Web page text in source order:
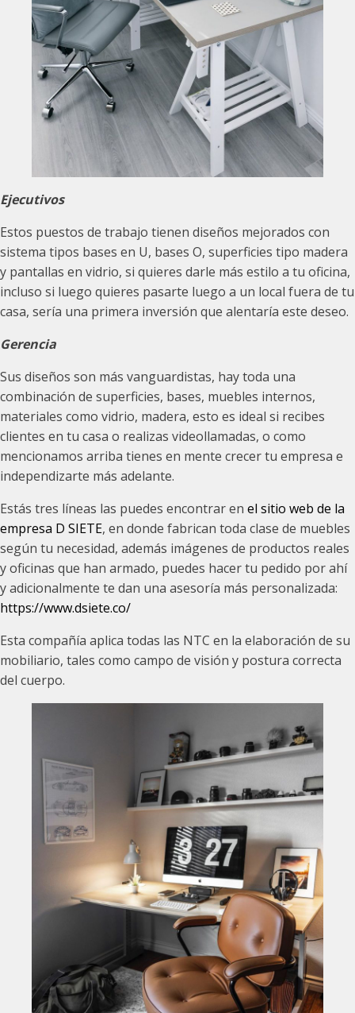
Ejecutivos
Estos puestos de trabajo tienen diseños mejorados con
sistema tipos bases en U, bases O, superficies tipo madera
y pantallas en vidrio, si quieres darle más estilo a tu oficina,
incluso si luego quieres pasarte luego a un local fuera de tu
casa, sería una primera inversión que alentaría este deseo.
Gerencia
Sus diseños son más vanguardistas, hay toda una
combinación de superficies, bases, muebles internos,
materiales como vidrio, madera, esto es ideal si recibes
clientes en tu casa o realizas videollamadas, o como
mencionamos arriba tienes en mente crecer tu empresa e
independizarte más adelante.
Estás tres líneas las puedes encontrar en el sitio web de la
empresa D SIETE, en donde fabrican toda clase de muebles
según tu necesidad, además imágenes de productos reales
y oficinas que han armado, puedes hacer tu pedido por ahí
y adicionalmente te dan una asesoría más personalizada:
https://www.dsiete.co/
Esta compañía aplica todas las NTC en la elaboración de su
mobiliario, tales como campo de visión y postura correcta
del cuerpo.